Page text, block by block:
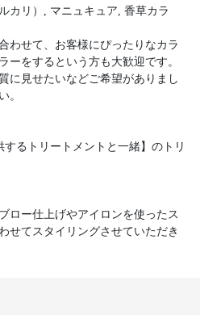
カリ）, マニュキュア, 香草カラ
わせて、お客様にぴったりなカラ
ーをするという方も大歓迎です。
に見せたいなどご希望がありまし
。
るトリートメントと一緒】のトリ
ロー仕上げやアイロンを使ったス
せてスタイリングさせていただき